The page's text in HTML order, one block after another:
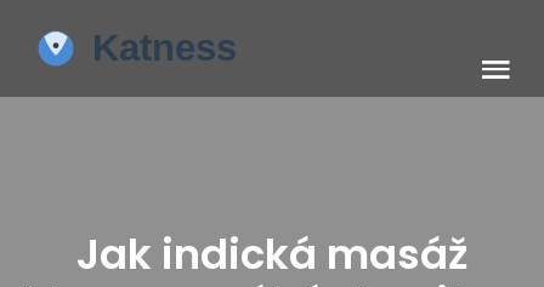
Jak indická masáž